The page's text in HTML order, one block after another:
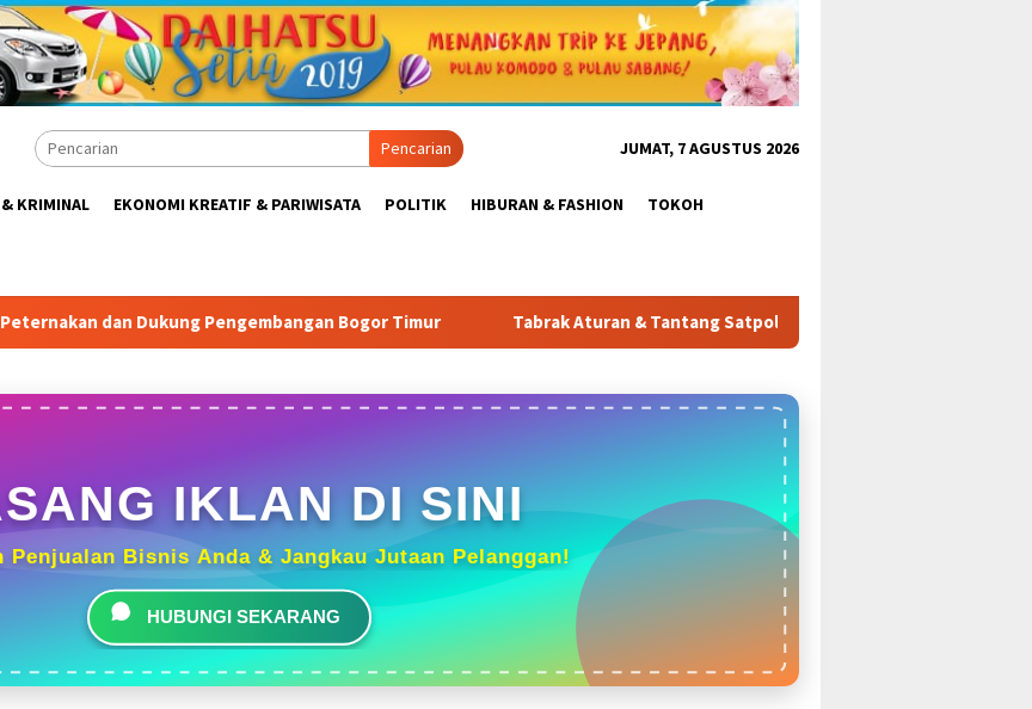
Pencarian JUMAT, 7 AGUSTUS 2026
KRIMINAL EKONOMI KREATIF & PARIWISATA POLITIK HIBURAN & FASHION TOKOH
Bogor Timur Tabrak Aturan & Tantang Satpol PP: Pembangunan Tower PT Gihon di Parung Ponteng Belum
IKLAN DI SINI
Penjualan Bisnis Anda & Jangkau Jutaan Pelanggan!
HUBUNGI SEKARANG